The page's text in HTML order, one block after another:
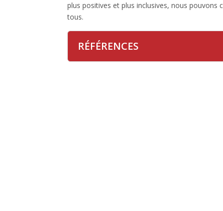
plus positives et plus inclusives, nous
tous.
RÉFÉRENCES